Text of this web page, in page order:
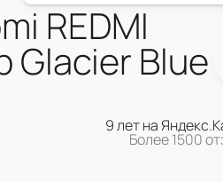
REDMI
Glacier Blue
9 лет на
Более 1500